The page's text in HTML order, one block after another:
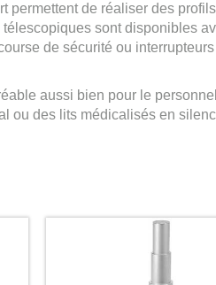
permettent de réaliser des
sont disponibles
de sécurité ou
aussi bien pour le
ou des lits médicalisés en